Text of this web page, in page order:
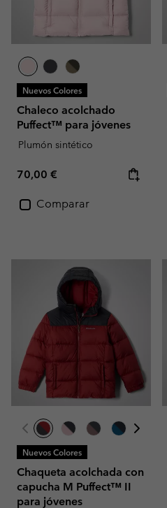
Nuevos Colores
Chaleco acolchado
Puffect™ para jóvenes
Plumón sintético
Regular price:
70,00 €
Comparar
Nuevos Colores
Chaqueta acolchada con
capucha M Puffect™ II
para jóvenes